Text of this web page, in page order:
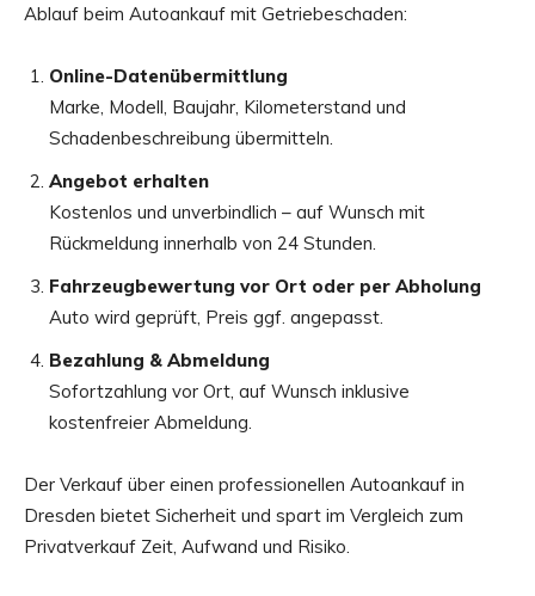
Ablauf beim Autoankauf mit Getriebeschaden:
Online-Datenübermittlung
Marke, Modell, Baujahr, Kilometerstand und
Schadenbeschreibung übermitteln.
Angebot erhalten
Kostenlos und unverbindlich – auf Wunsch mit
Rückmeldung innerhalb von 24 Stunden.
Fahrzeugbewertung vor Ort oder per Abholung
Auto wird geprüft, Preis ggf. angepasst.
Bezahlung & Abmeldung
Sofortzahlung vor Ort, auf Wunsch inklusive
kostenfreier Abmeldung.
Der Verkauf über einen professionellen Autoankauf in
Dresden bietet Sicherheit und spart im Vergleich zum
Privatverkauf Zeit, Aufwand und Risiko.